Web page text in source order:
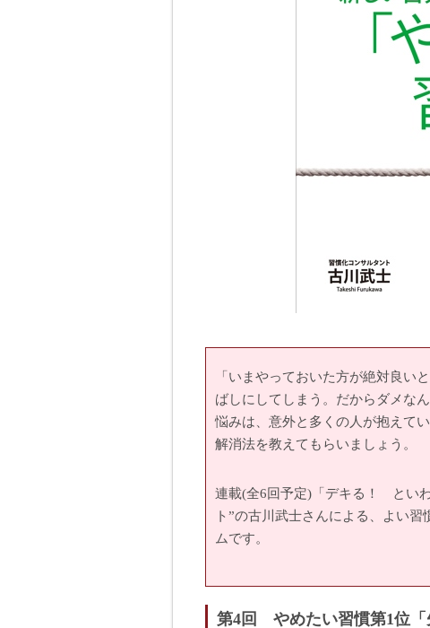
「いまやっておいた方が絶対良い
ばしにしてしまう。だからダメな
悩みは、意外と多くの人が抱えて
解消法を教えてもらいましょう。
連載(全6回予定)「デキる！ とい
ト”の古川武士さんによる、よい
ムです。
第4回 やめたい習慣第1位「